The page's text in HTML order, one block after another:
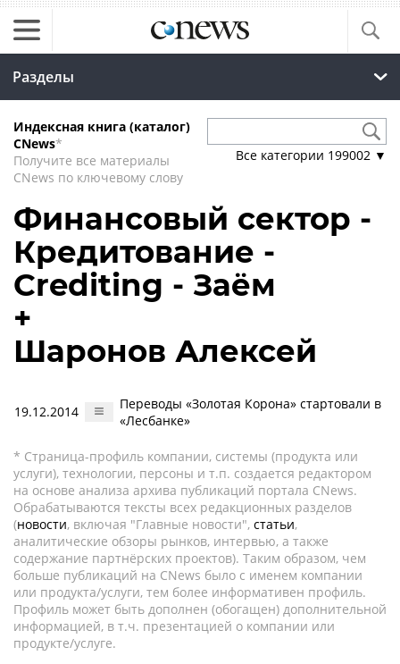
Разделы
Индексная книга (каталог)
CNews*
Получите все материалы
CNews по ключевому слову
Все категории 199002 ▼
Финансовый сектор -
Кредитование -
Сrediting - Заём
+
Шаронов Алексей
19.12.2014
Переводы «Золотая Корона» стартовали в
«Лесбанке»
* Страница-профиль компании, системы (продукта или
услуги), технологии, персоны и т.п. создается редактором
на основе анализа архива публикаций портала CNews.
Обрабатываются тексты всех редакционных разделов
(новости, включая "Главные новости", статьи,
аналитические обзоры рынков, интервью, а также
содержание партнёрских проектов). Таким образом, чем
больше публикаций на CNews было с именем компании
или продукта/услуги, тем более информативен профиль.
Профиль может быть дополнен (обогащен) дополнительной
информацией, в т.ч. презентацией о компании или
продукте/услуге.